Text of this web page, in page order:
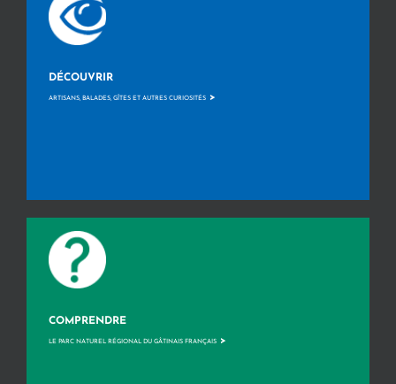
DÉCOUVRIR
ARTISANS, BALADES, GÎTES ET AUTRES CURIOSITÉS >
COMPRENDRE
LE PARC NATUREL RÉGIONAL DU GÂTINAIS FRANÇAIS >